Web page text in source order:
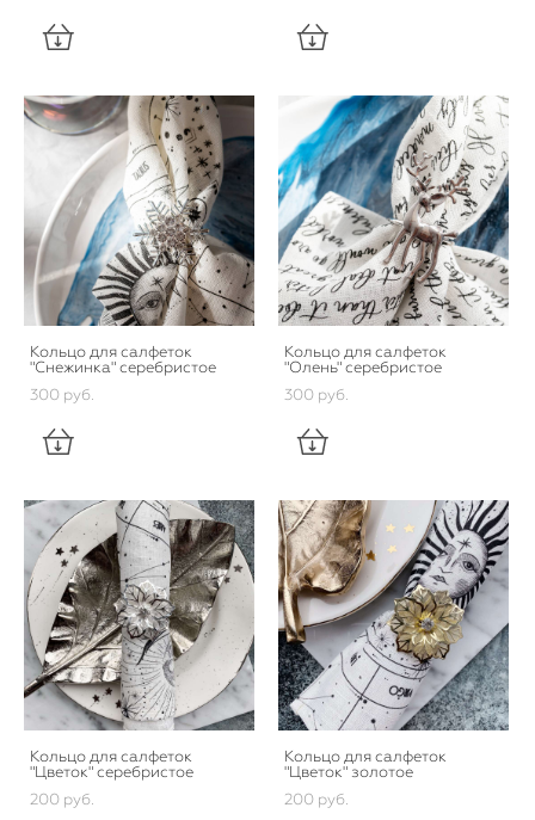
Кольцо для салфеток
"Снежинка" серебристое
300 pуб.
Кольцо для салфеток
"Олень" серебристое
300 pуб.
Кольцо для салфеток
"Цветок" серебристое
200 pуб.
Кольцо для салфеток
"Цветок" золотое
200 pуб.